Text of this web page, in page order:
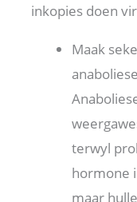
inkopies doen
Maak
terwyl
hormone
maar